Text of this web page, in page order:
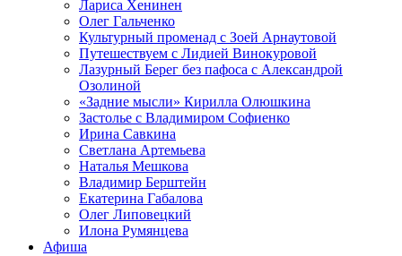
Лариса Хенинен
Олег Гальченко
Культурный променад с Зоей Арнаутовой
Путешествуем с Лидией Винокуровой
Лазурный Берег без пафоса с Александрой
Озолиной
«Задние мысли» Кирилла Олюшкина
Застолье с Владимиром Софиенко
Ирина Савкина
Светлана Артемьева
Наталья Мешкова
Владимир Берштейн
Екатерина Габалова
Олег Липовецкий
Илона Румянцева
Афиша